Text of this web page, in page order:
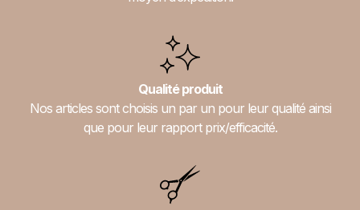
Qualité produit
Nos articles sont choisis un par un pour leur qualité ainsi
que pour leur rapport prix/efficacité.